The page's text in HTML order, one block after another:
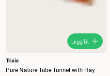
Legg til
Trixie
Pure Nature Tube Tunnel with Hay